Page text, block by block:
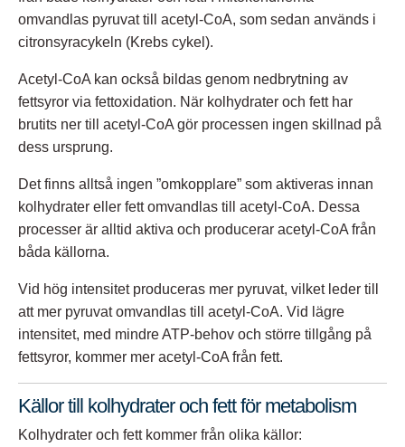
omvandlas pyruvat till acetyl-CoA, som sedan används i
citronsyracykeln (Krebs cykel).
Acetyl-CoA kan också bildas genom nedbrytning av
fettsyror via fettoxidation. När kolhydrater och fett har
brutits ner till acetyl-CoA gör processen ingen skillnad på
dess ursprung.
Det finns alltså ingen ”omkopplare” som aktiveras innan
kolhydrater eller fett omvandlas till acetyl-CoA. Dessa
processer är alltid aktiva och producerar acetyl-CoA från
båda källorna.
Vid hög intensitet produceras mer pyruvat, vilket leder till
att mer pyruvat omvandlas till acetyl-CoA. Vid lägre
intensitet, med mindre ATP-behov och större tillgång på
fettsyror, kommer mer acetyl-CoA från fett.
Källor till kolhydrater och fett för metabolism
Kolhydrater och fett kommer från olika källor: